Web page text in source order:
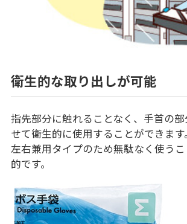
衛生的な取り出しが可能
指先部分に触れることなく、手首の
せて衛生的に使用することができます。
左右兼用タイプのため無駄なく使う
的です。